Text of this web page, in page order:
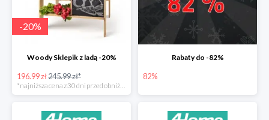
-20%
Woody Sklepik z ladą -20%
196.99 zł245.99 zł*
*najniższa cena z 30 dni przed obniżką
Rabaty do -82%
82%